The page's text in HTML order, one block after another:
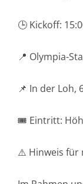
🕒 Kickoff:
📍 Olympia-
📌 In der Loh,
🎟 Eintritt:
⚠️ Hinweis für